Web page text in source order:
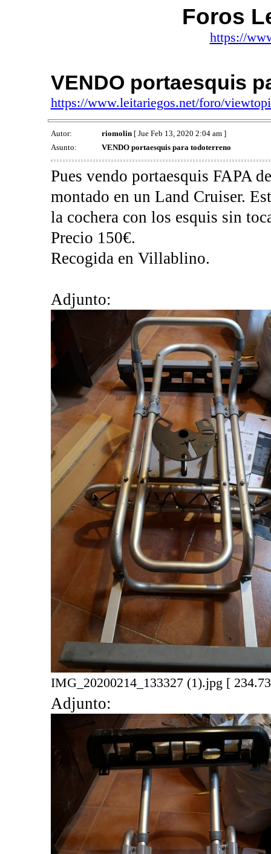
Foros
https://
VENDO portaesquis
https://www.leitariegos.net/foro/
Autor: riomolin[ Jue Feb 13, 2020 2:04 am ]
Asunto:
VENDO portaesquis para todoterreno
Pues vendo portaesquis FAPA
montado en un Land Cruiser.
la cochera con los esquis sin
Precio 150€.
Recogida en Villablino.
Adjunto:
IMG_20200214_133327 (1).jpg [
Adjunto: